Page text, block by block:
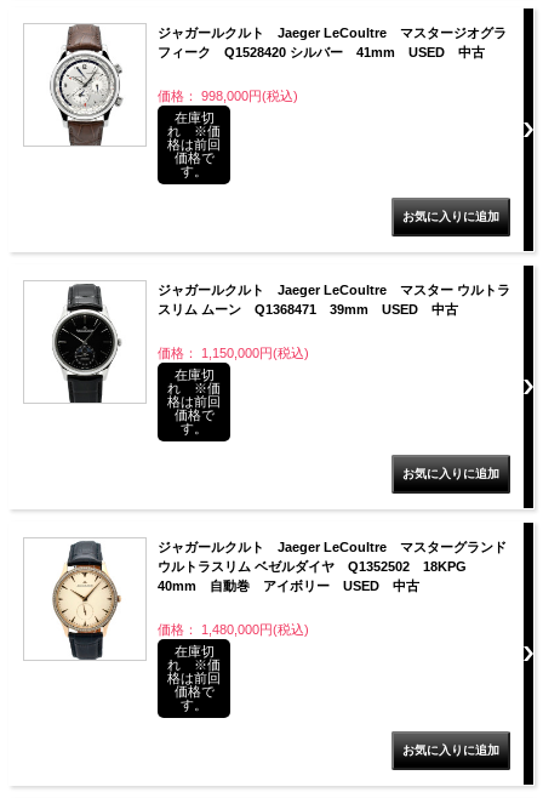
ジャガールクルト Jaeger LeCoultre マスタージオグラ
フィーク Q1528420 シルバー 41mm USED 中古
価格： 998,000円(税込)
在庫切
れ ※価
格は前回
価格で
す。
ジャガールクルト Jaeger LeCoultre マスター ウルトラ
スリム ムーン Q1368471 39mm USED 中古
価格： 1,150,000円(税込)
在庫切
れ ※価
格は前回
価格で
す。
ジャガールクルト Jaeger LeCoultre マスターグランド
ウルトラスリム ベゼルダイヤ Q1352502 18KPG
40mm 自動巻 アイボリー USED 中古
価格： 1,480,000円(税込)
在庫切
れ ※価
格は前回
価格で
す。